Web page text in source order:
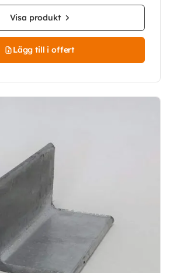
Visa produkt
Lägg till i offert